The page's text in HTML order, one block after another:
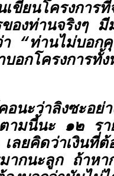
ขียนโครงการที่
องท่านจริงๆ
“ท่านไม่บอก
อกโครงการทั้
อนะว่าลิงซะอย่
ามนี้นะ ๑๒ รา
ยคิดว่าเงินที่ต้
ากนะลูก ถ้าหา